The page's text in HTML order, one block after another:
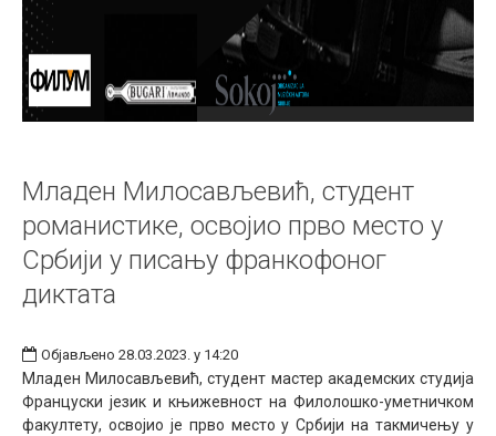
Младен Милосављевић, студент
романистике, освојио прво место у
Србији у писању франкофоног
диктата
Објављено 28.03.2023. у 14:20
Младен Милосављевић, студент мастер академских студија
Француски језик и књижевност на Филолошко-уметничком
факултету, освојио је прво место у Србији на такмичењу у